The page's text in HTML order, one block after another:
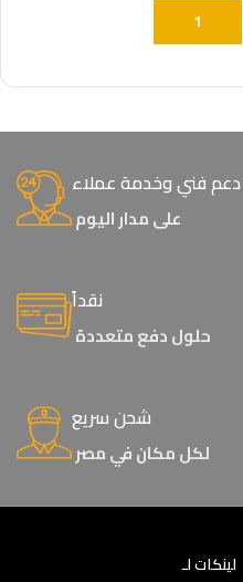
إضافة إلى السلة
دعم فني وخدمة عملاء
على مدار اليوم
نقداً
حلول دفع متعددة
شحن سريع
لكل مكان في مصر
لينكات لـ